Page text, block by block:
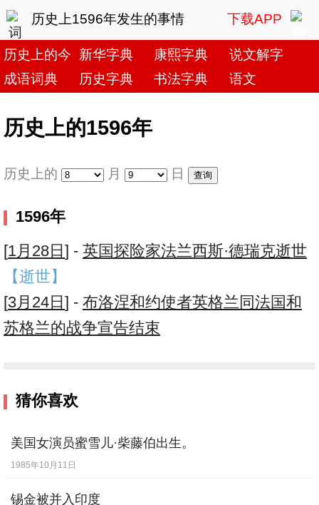
历史上1596年发生的事情 下载APP
历史上的今天新华字典 康熙字典
说文解字
成语词典
历史字典 书法字典 语文
历史上的1596年
历史上的 月 日
1596年
[1月28日 ] - 英国探险家法兰西斯·德瑞克逝世
【逝世】
[3月24日 ] - 布洛涅和约使者英格兰同法国和
苏格兰的战争宣告结束
猜你喜欢
美国女演员蜜雪儿·柴藤伯出生。
1985年10月11日
锡金被并入印度